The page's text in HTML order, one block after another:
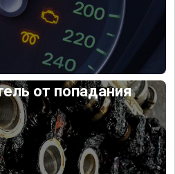
от попадания